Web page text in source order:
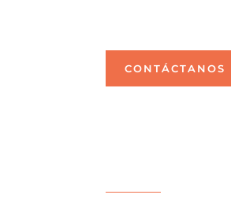
CONTÁCTANOS